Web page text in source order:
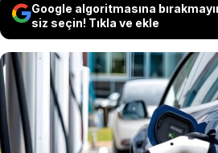
Google algoritmasına
siz seçin! Tıkla ve ekle
Şarj istasyonlarından
her şey zamlandı.
Türkiye’deki